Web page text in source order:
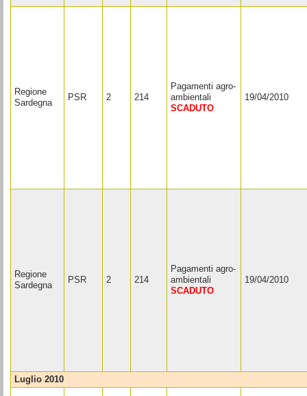
Regione
Sardegna
PSR 2 214
Pagamenti agro-
ambientali
SCADUTO
19/04/2010
Regione
Sardegna
PSR 2 214
Pagamenti agro-
ambientali
SCADUTO
19/04/2010
luglio 2010